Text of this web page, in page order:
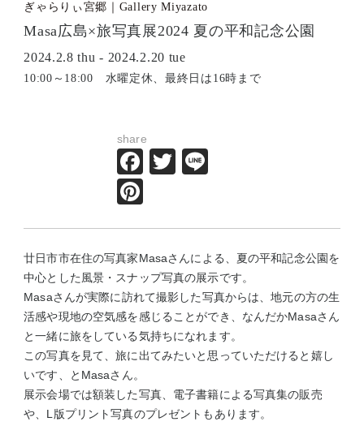
ぎゃらりぃ宮郷｜Gallery Miyazato
Masa広島×旅写真展2024 夏の平和記念公園
2024.2.8 thu - 2024.2.20 tue
10:00～18:00 水曜定休、最終日は16時まで
share
Facebook
Twitter
廿日市市在住の写真家Masaさんによる、夏の平和記念公園を
中心とした風景・スナップ写真の展示です。
Masaさんが実際に訪れて撮影した写真からは、地元の方の生
活感や現地の空気感を感じることができ、なんだかMasaさん
と一緒に旅をしている気持ちになれます。
この写真を見て、旅に出てみたいと思っていただけると嬉し
いです、とMasaさん。
展示会場では額装した写真、電子書籍による写真集の販売
や、L版プリント写真のプレゼントもあります。